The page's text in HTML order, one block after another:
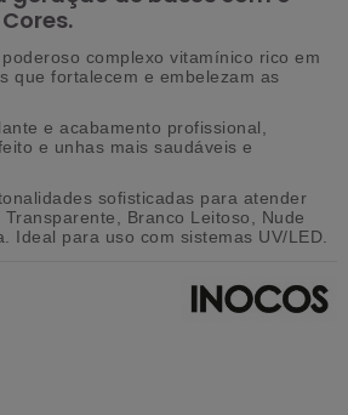
complexo vitamínico rico em
que fortalecem e embelezam as
e acabamento profissional,
e unhas mais saudáveis e
sofisticadas para atender
Branco Leitoso, Nude
Ideal para uso com sistemas UV/LED.